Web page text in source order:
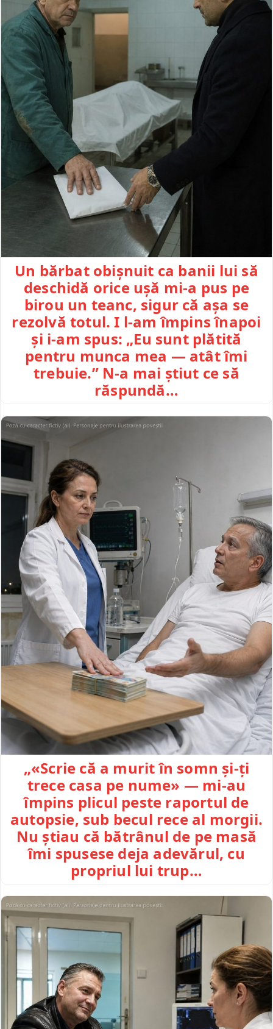
Un bărbat obișnuit ca banii lui să
deschidă orice ușă mi-a pus pe
birou un teanc, sigur că așa se
rezolvă totul. I l-am împins înapoi
și i-am spus: „Eu sunt plătită
pentru munca mea — atât îmi
trebuie.” N-a mai știut ce să
răspundă…
„«Scrie că a murit în somn și-ți
trece casa pe nume» — mi-au
împins plicul peste raportul de
autopsie, sub becul rece al morgii.
Nu știau că bătrânul de pe masă
îmi spusese deja adevărul, cu
propriul lui trup…